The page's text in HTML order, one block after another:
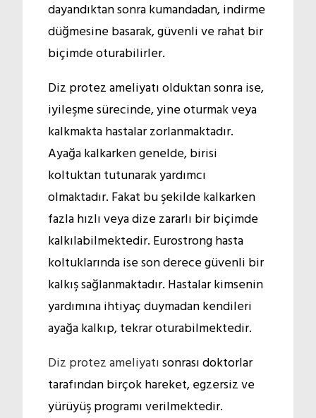
dayandıktan sonra kumandadan, indirme
düğmesine basarak, güvenli ve rahat bir
biçimde oturabilirler.
Diz protez ameliyatı olduktan sonra ise,
iyileşme sürecinde, yine oturmak veya
kalkmakta hastalar zorlanmaktadır.
Ayağa kalkarken genelde, birisi
koltuktan tutunarak yardımcı
olmaktadır. Fakat bu şekilde kalkarken
fazla hızlı veya dize zararlı bir biçimde
kalkılabilmektedir. Eurostrong hasta
koltuklarında ise son derece güvenli bir
kalkış sağlanmaktadır. Hastalar kimsenin
yardımına ihtiyaç duymadan kendileri
ayağa kalkıp, tekrar oturabilmektedir.
Diz protez ameliyatısonrası doktorlar
tarafından birçok hareket, egzersiz ve
yürüyüş programı verilmektedir.